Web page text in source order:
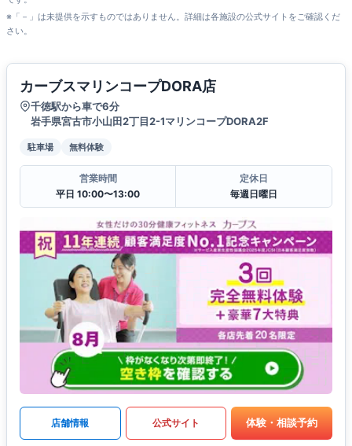
※「－」は未提供を示すものではありません。詳細は各施設の公式サイトをご確認くだ
さい。
カーブスマリンコープDORA店
千徳駅から車で6分
岩手県宮古市小山田2丁目2-1マリンコープDORA2F
駐車場 無料体験
営業時間
平日 10:00〜13:00
定休日
毎週日曜日
店舗情報 公式サイト 体験・相談予約